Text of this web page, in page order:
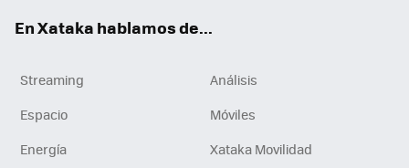
En Xataka hablamos de...
Streaming
Análisis
Espacio
Móviles
Energía
Xataka Movilidad